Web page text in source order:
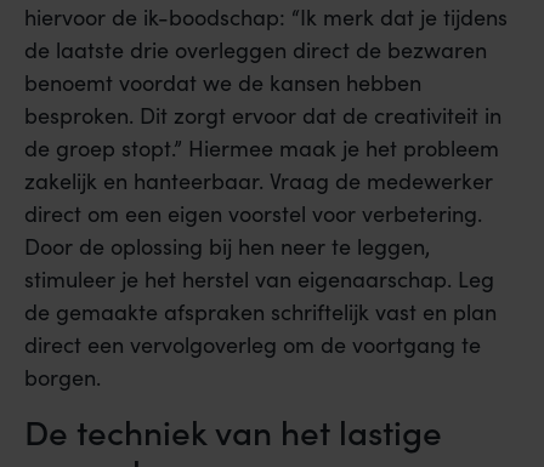
hiervoor de ik-boodschap: “Ik merk dat je tijdens
de laatste drie overleggen direct de bezwaren
benoemt voordat we de kansen hebben
besproken. Dit zorgt ervoor dat de creativiteit in
de groep stopt.” Hiermee maak je het probleem
zakelijk en hanteerbaar. Vraag de medewerker
direct om een eigen voorstel voor verbetering.
Door de oplossing bij hen neer te leggen,
stimuleer je het herstel van eigenaarschap. Leg
de gemaakte afspraken schriftelijk vast en plan
direct een vervolgoverleg om de voortgang te
borgen.
De techniek van het lastige